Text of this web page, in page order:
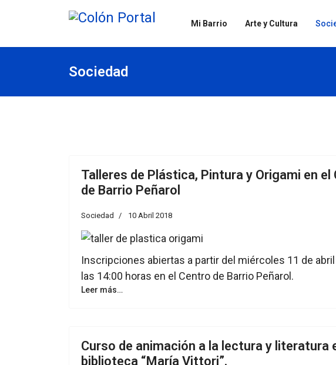
Mi Barrio Arte y Cultura
Sociedad
Talleres de Plástica, Pintura y Origami en el
de Barrio Peñarol
Sociedad 10 Abril 2018
Inscripciones abiertas a partir del miércoles 11 de
las 14:00 horas en el Centro de Barrio Peñarol.
Leer más…
Curso de animación a la lectura y literatura
biblioteca “María Vittori”.